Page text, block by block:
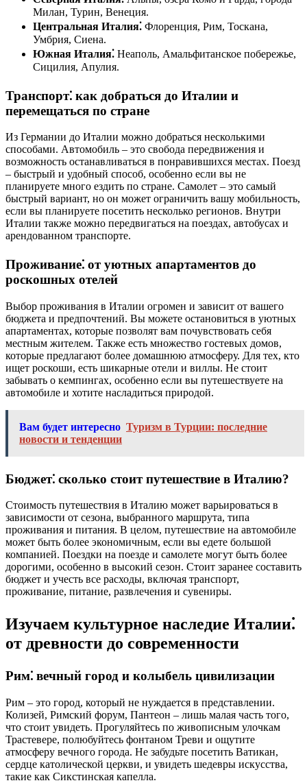
Милан, Турин, Венеция.
Центральная Италия⁚ Флоренция, Рим, Тоскана,
Умбрия, Сиена.
Южная Италия⁚ Неаполь, Амальфитанское побережье,
Сицилия, Апулия.
Транспорт⁚ как добраться до Италии и
перемещаться по стране
Из Германии до Италии можно добраться несколькими
способами. Автомобиль – это свобода передвижения и
возможность останавливаться в понравившихся местах. Поезд
– быстрый и удобный способ, особенно если вы не
планируете много ездить по стране. Самолет – это самый
быстрый вариант, но он может ограничить вашу мобильность,
если вы планируете посетить несколько регионов. Внутри
Италии также можно передвигаться на поездах, автобусах и
арендованном транспорте.
Проживание⁚ от уютных апартаментов до
роскошных отелей
Выбор проживания в Италии огромен и зависит от вашего
бюджета и предпочтений. Вы можете остановиться в уютных
апартаментах, которые позволят вам почувствовать себя
местным жителем. Также есть множество гостевых домов,
которые предлагают более домашнюю атмосферу. Для тех, кто
ищет роскоши, есть шикарные отели и виллы. Не стоит
забывать о кемпингах, особенно если вы путешествуете на
автомобиле и хотите насладиться природой.
Вам будет интересно Туризм в Турции: последние
новости и тенденции
Бюджет⁚ сколько стоит путешествие в Италию?
Стоимость путешествия в Италию может варьироваться в
зависимости от сезона, выбранного маршрута, типа
проживания и питания. В целом, путешествие на автомобиле
может быть более экономичным, если вы едете большой
компанией. Поездки на поезде и самолете могут быть более
дорогими, особенно в высокий сезон. Стоит заранее составить
бюджет и учесть все расходы, включая транспорт,
проживание, питание, развлечения и сувениры.
Изучаем культурное наследие Италии⁚
от древности до современности
Рим⁚ вечный город и колыбель цивилизации
Рим – это город, который не нуждается в представлении.
Колизей, Римский форум, Пантеон – лишь малая часть того,
что стоит увидеть. Прогуляйтесь по живописным улочкам
Трастевере, полюбуйтесь фонтаном Треви и ощутите
атмосферу вечного города. Не забудьте посетить Ватикан,
сердце католической церкви, и увидеть шедевры искусства,
такие как Сикстинская капелла.